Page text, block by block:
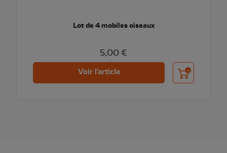
Lot de 4 mobiles oiseaux
5,00 €
Voir l'article Ajouter au